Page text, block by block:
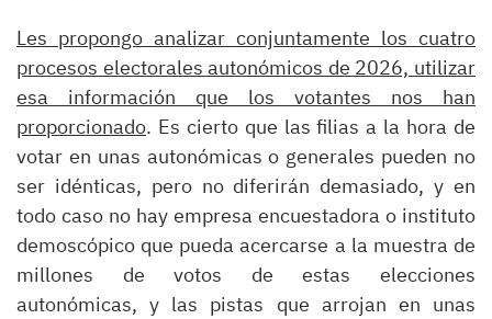
Les propongo analizar conjuntamente los cuatro
procesos electorales autonómicos de 2026, utilizar
esa información que los votantes nos han
proporcionado. Es cierto que las filias a la hora de
votar en unas autonómicas o generales pueden no
ser idénticas, pero no diferirán demasiado, y en
todo caso no hay empresa encuestadora o instituto
demoscópico que pueda acercarse a la muestra de
millones de votos de estas elecciones
autonómicas, y las pistas que arrojan en unas